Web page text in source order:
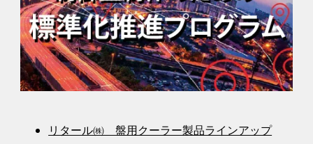
リタール㈱ 盤用クーラー製品ラインアップ